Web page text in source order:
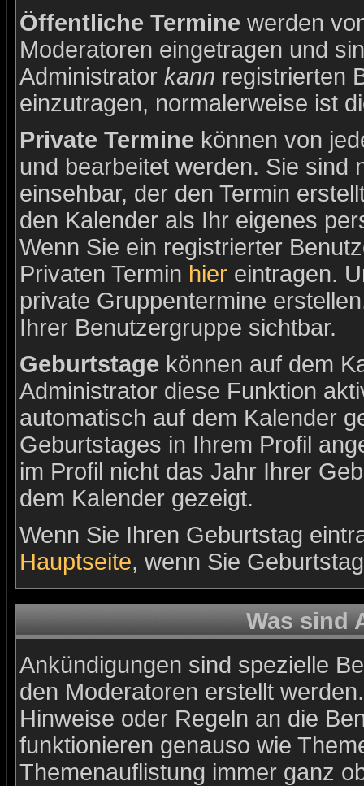
Öffentliche Termine werden
Moderatoren eingetragen und
Administrator kann registrierten
einzutragen, normalerweise ist
Private Termine können von
und bearbeitet werden. Sie sind
einsehbar, der den Termin
den Kalender als Ihr eigenes
Wenn Sie ein registrierter
Privaten Termin hier eintragen.
private Gruppentermine
Ihrer Benutzergruppe sichtbar.
Geburtstage können auf dem
Administrator diese Funktion
automatisch auf dem Kalender
Geburtstages in Ihrem Profil
im Profil nicht das Jahr Ihrer
dem Kalender gezeigt.
Wenn Sie Ihren Geburtstag
Hauptseite, wenn Sie
Was sind
Ankündigungen sind spezielle
den Moderatoren erstellt
Hinweise oder Regeln an die
funktionieren genauso wie
Themenauflistung immer ganz